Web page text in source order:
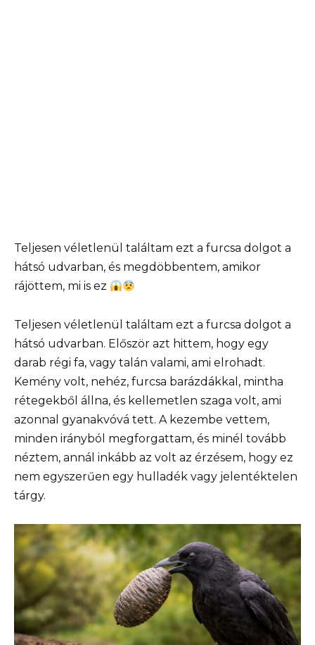
Teljesen véletlenül találtam ezt a furcsa dolgot a
hátsó udvarban, és megdöbbentem, amikor
rájöttem, mi is ez
Teljesen véletlenül találtam ezt a furcsa dolgot a
hátsó udvarban. Először azt hittem, hogy egy
darab régi fa, vagy talán valami, ami elrohadt.
Kemény volt, nehéz, furcsa barázdákkal, mintha
rétegekből állna, és kellemetlen szaga volt, ami
azonnal gyanakvóvá tett. A kezembe vettem,
minden irányból megforgattam, és minél tovább
néztem, annál inkább az volt az érzésem, hogy ez
nem egyszerűen egy hulladék vagy jelentéktelen
tárgy.